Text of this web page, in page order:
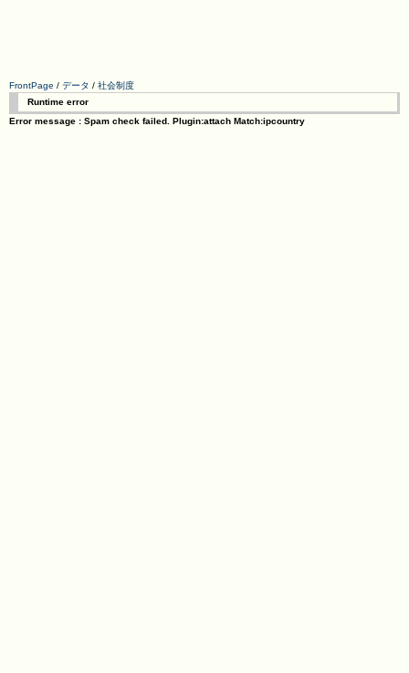
FrontPage / データ / 社会制度
Runtime error
Error message : Spam check failed. Plugin:attach Match:ipcountry